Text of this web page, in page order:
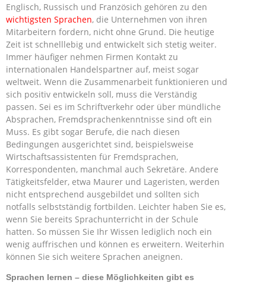
Englisch, Russisch und Französich gehören zu den
wichtigsten Sprachen, die Unternehmen von ihren
Mitarbeitern fordern, nicht ohne Grund. Die heutige
Zeit ist schnelllebig und entwickelt sich stetig weiter.
Immer häufiger nehmen Firmen Kontakt zu
internationalen Handelspartner auf, meist sogar
weltweit. Wenn die Zusammenarbeit funktionieren und
sich positiv entwickeln soll, muss die Verständig
passen. Sei es im Schriftverkehr oder über mündliche
Absprachen, Fremdsprachenkenntnisse sind oft ein
Muss. Es gibt sogar Berufe, die nach diesen
Bedingungen ausgerichtet sind, beispielsweise
Wirtschaftsassistenten für Fremdsprachen,
Korrespondenten, manchmal auch Sekretäre. Andere
Tätigkeitsfelder, etwa Maurer und Lageristen, werden
nicht entsprechend ausgebildet und sollten sich
notfalls selbstständig fortbilden. Leichter haben Sie es,
wenn Sie bereits Sprachunterricht in der Schule
hatten. So müssen Sie Ihr Wissen lediglich noch ein
wenig auffrischen und können es erweitern. Weiterhin
können Sie sich weitere Sprachen aneignen.
Sprachen lernen – diese Möglichkeiten gibt es